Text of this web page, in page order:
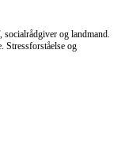
socialrådgiver og landmand.
Stressforståelse og